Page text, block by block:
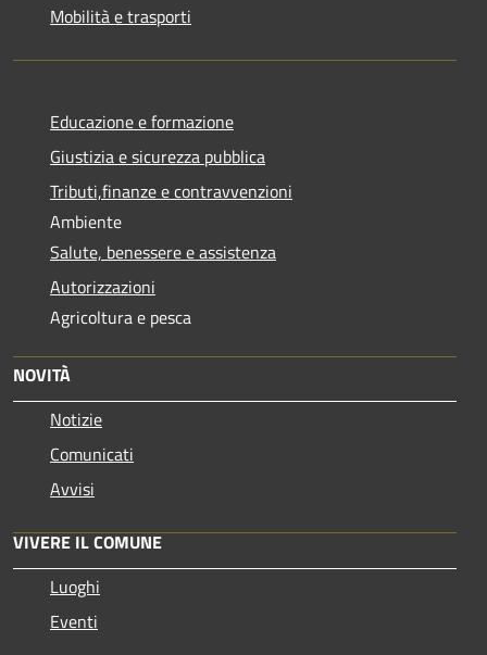
Mobilità e trasporti
Educazione e formazione
Giustizia e sicurezza pubblica
Tributi,finanze e contravvenzioni
Ambiente
Salute, benessere e assistenza
Autorizzazioni
Agricoltura e pesca
NOVITÀ
Notizie
Comunicati
Avvisi
VIVERE IL COMUNE
Luoghi
Eventi